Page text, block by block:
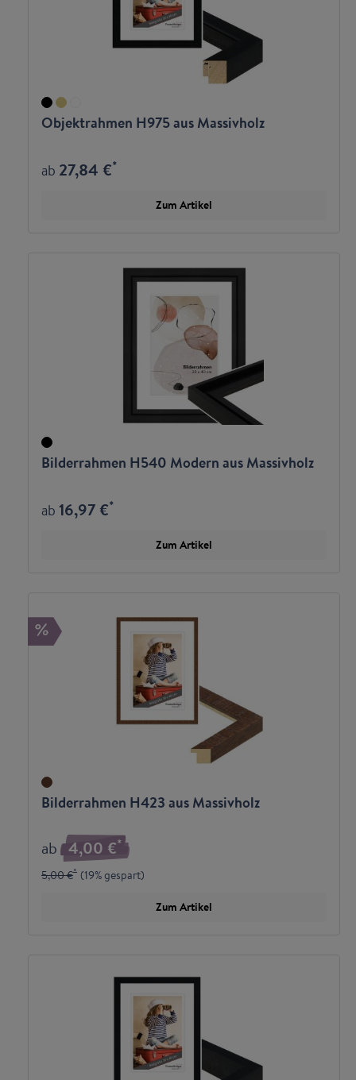
Objektrahmen H975 aus Massivholz
ab 27,84 €*
Zum Artikel
Bilderrahmen H540 Modern aus Massivholz
ab16,97 €*
Zum Artikel
Bilderrahmen H423 aus Massivholz
ab 4,00 €*
5,00 €* (19% gespart)
Zum Artikel
%